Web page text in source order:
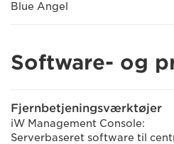
Blue Angel
Software- og
Fjernbetjeningsværktøjer
iW Management Console:
Serverbaseret software til